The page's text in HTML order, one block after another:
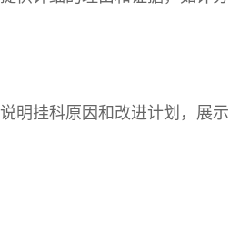
明挂科原因和改进计划，展